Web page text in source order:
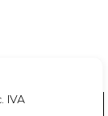
Ver categorías
IVA